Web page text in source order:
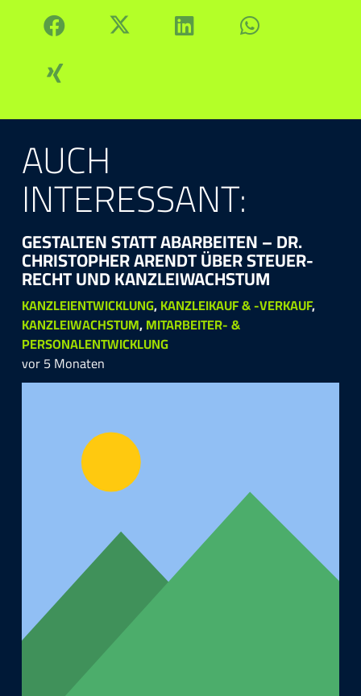
AUCH
INTERESSANT:
GE­STAL­TEN STATT AB­AR­BEI­TEN – DR.
CHRIS­TOPH­ER ARENDT ÜBER STEU­ER­
RECHT UND KANZ­LEI­WACHS­TUM
KANZLEIENTWICKLUNG,KANZLEIKAUF & -VERKAUF,
KANZLEIWACHSTUM,MITARBEITER- &
PERSONALENTWICKLUNG
vor 5 Monaten